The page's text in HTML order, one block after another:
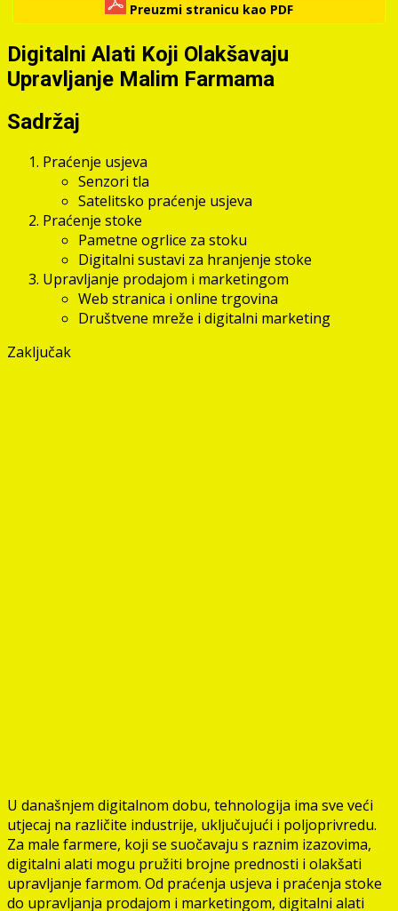
Preuzmi stranicu kao PDF
Digitalni Alati Koji Olakšavaju
Upravljanje Malim Farmama
Sadržaj
Praćenje usjeva
Senzori tla
Satelitsko praćenje usjeva
Praćenje stoke
Pametne ogrlice za stoku
Digitalni sustavi za hranjenje stoke
Upravljanje prodajom i marketingom
Web stranica i online trgovina
Društvene mreže i digitalni marketing
Zaključak
U današnjem digitalnom dobu, tehnologija ima sve veći
utjecaj na različite industrije, uključujući i poljoprivredu.
Za male farmere, koji se suočavaju s raznim izazovima,
digitalni alati mogu pružiti brojne prednosti i olakšati
upravljanje farmom. Od praćenja usjeva i praćenja stoke
do upravljanja prodajom i marketingom, digitalni alati